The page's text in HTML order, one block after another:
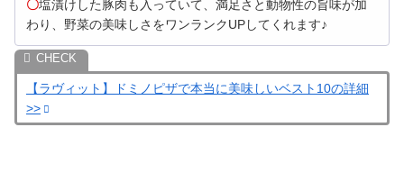
〇塩漬けした豚肉も入っていて、満足さと動物性の旨味が加
わり、野菜の美味しさをワンランクUPしてくれます♪
【ラヴィット】ドミノピザで本当に美味しいベスト10の詳細
>>